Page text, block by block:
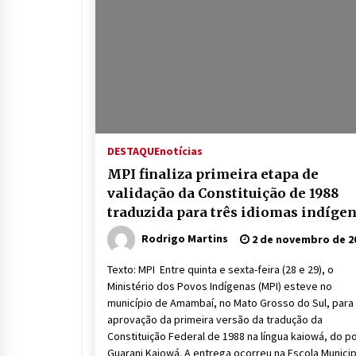
DESTAQUEnotícias
MPI finaliza primeira etapa de
validação da Constituição de 1988
traduzida para três idiomas
Rodrigo Martins 2 de novembro de
Texto: MPI Entre quinta e sexta-feira (28 e 29), o
Ministério dos Povos Indígenas (MPI) esteve no
município de Amambaí, no Mato Grosso do Sul, para
aprovação da primeira versão da tradução da
Constituição Federal de 1988 na língua kaiowá, do
Guarani Kaiowá. A entrega ocorreu na Escola